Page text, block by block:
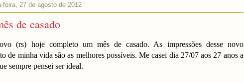
feira, 27 de agosto de 2012
de casado
(rs) hoje completo um mês de casado. As impressões desse novo
de minha vida são as melhores possíveis. Me casei dia 27/07 aos 27 anos a
sempre pensei ser ideal.